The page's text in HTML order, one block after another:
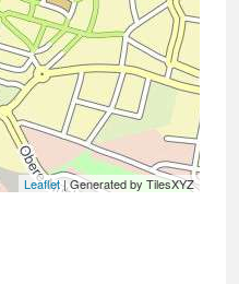
Leaflet| Generated by TilesXYZ